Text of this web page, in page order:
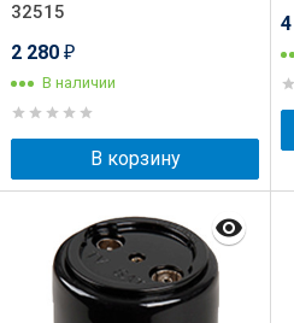
32515
2 280 ₽
В наличии
В корзину